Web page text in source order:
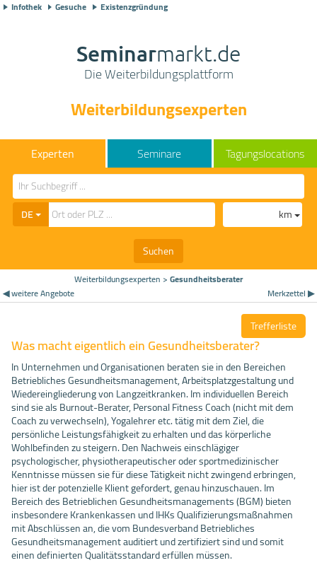
Infothek Gesuche Existenzgründung
Seminarmarkt.de
Die Weiterbildungsplattform
Weiterbildungsexperten
Seminare Tagungslocations
DE
km
Suchen
Weiterbildungsexperten >Gesundheitsberater
◀ weitere Angebote
Merkzettel ▶
Trefferliste
Was macht eigentlich ein Gesundheitsberater?
In Unternehmen und Organisationen beraten sie in den Bereichen
Betriebliches Gesundheitsmanagement, Arbeitsplatzgestaltung und
Wiedereingliederung von Langzeitkranken. Im individuellen Bereich
sind sie als Burnout-Berater, Personal Fitness Coach (nicht mit dem
Coach zu verwechseln), Yogalehrer etc. tätig mit dem Ziel, die
persönliche Leistungsfähigkeit zu erhalten und das körperliche
Wohlbefinden zu steigern. Den Nachweis einschlägiger
psychologischer, physiotherapeutischer oder sportmedizinischer
Kenntnisse müssen sie für diese Tätigkeit nicht zwingend erbringen,
hier ist der potenzielle Klient gefordert, genau hinzuschauen. Im
Bereich des Betrieblichen Gesundheitsmanagements (BGM) bieten
insbesondere Krankenkassen und IHKs Qualifizierungsmaßnahmen
mit Abschlüssen an, die vom Bundesverband Betriebliches
Gesundheitsmanagement auditiert und zertifiziert sind und somit
einen definierten Qualitätsstandard erfüllen müssen.